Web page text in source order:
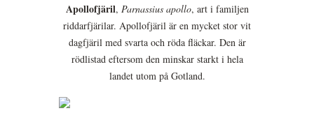
Apollofjäril, Parnassius apollo, art i familjen
riddarfjärilar. Apollofjäril är en mycket stor vit
dagfjäril med svarta och röda fläckar. Den är
rödlistad eftersom den minskar starkt i hela
landet utom på Gotland.